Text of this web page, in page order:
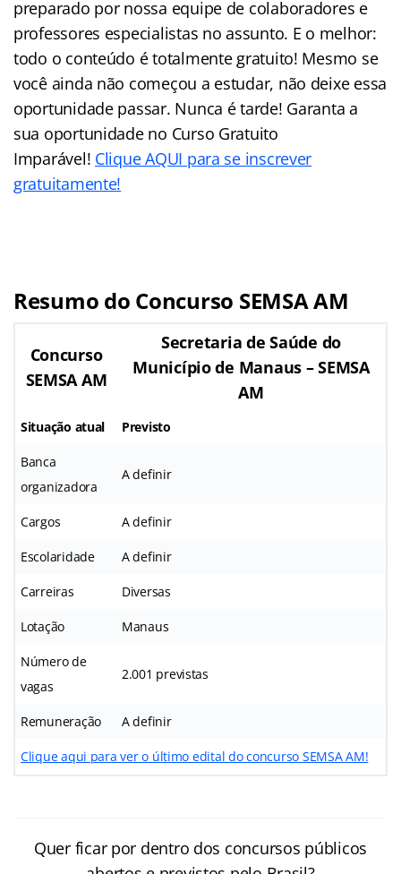
preparado por nossa equipe de colaboradores e
professores especialistas no assunto. E o melhor:
todo o conteúdo é totalmente gratuito! Mesmo se
você ainda não começou a estudar, não deixe essa
oportunidade passar. Nunca é tarde! Garanta a
sua oportunidade no Curso Gratuito
Imparável! Clique AQUI para se inscrever
gratuitamente!
Resumo do Concurso SEMSA AM
Concurso
SEMSA AM
Secretaria de Saúde do
Município de Manaus – SEMSA
AM
Situação atual Previsto
Banca
organizadora
A definir
Cargos A definir
Escolaridade A definir
Carreiras Diversas
Lotação Manaus
Número de
vagas
2.001 previstas
Remuneração A definir
Clique aqui para ver o último edital do concurso SEMSA AM!
Quer ficar por dentro dos concursos públicos